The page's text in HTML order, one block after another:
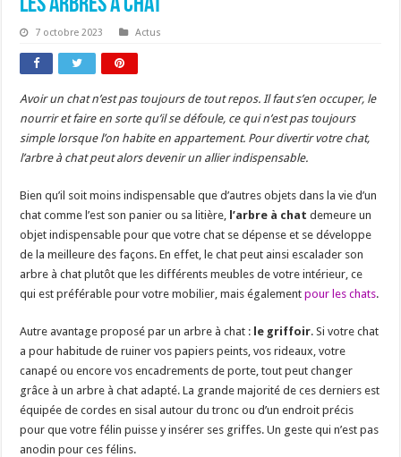
Les arbres à chat
7 octobre 2023 Actus
Avoir un chat n’est pas toujours de tout repos. Il faut s’en occuper, le
nourrir et faire en sorte qu’il se défoule, ce qui n’est pas toujours
simple lorsque l’on habite en appartement. Pour divertir votre chat,
l’arbre à chat peut alors devenir un allier indispensable.
Bien qu’il soit moins indispensable que d’autres objets dans la vie d’un
chat comme l’est son panier ou sa litière, l’arbre à chat demeure un
objet indispensable pour que votre chat se dépense et se développe
de la meilleure des façons. En effet, le chat peut ainsi escalader son
arbre à chat plutôt que les différents meubles de votre intérieur, ce
qui est préférable pour votre mobilier, mais égalementpour les chats.
Autre avantage proposé par un arbre à chat : le griffoir. Si votre chat
a pour habitude de ruiner vos papiers peints, vos rideaux, votre
canapé ou encore vos encadrements de porte, tout peut changer
grâce à un arbre à chat adapté. La grande majorité de ces derniers est
équipée de cordes en sisal autour du tronc ou d’un endroit précis
pour que votre félin puisse y insérer ses griffes. Un geste qui n’est pas
anodin pour ces félins.